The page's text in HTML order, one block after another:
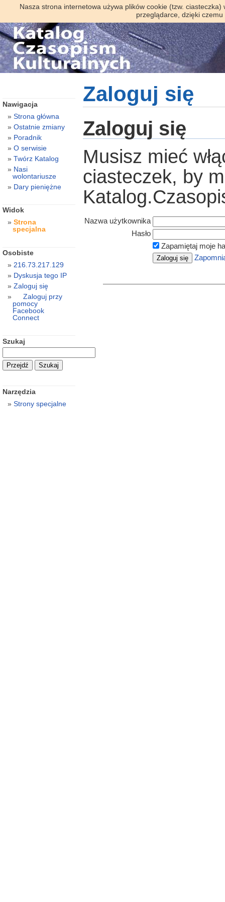
Nasza strona internetowa używa plików cookie (tzw.
przeglądarce, dzięki
Zaloguj się
Zaloguj się
Musisz mieć
ciasteczek, by
Nazwa użytkownika
Hasło
Zapamiętaj moje
Nawigacja
Strona główna
Ostatnie zmiany
Poradnik
O serwisie
Twórz Katalog
Nasi
wolontariusze
Dary pieniężne
Widok
Strona
specjalna
Osobiste
216.73.217.129
Dyskusja tego IP
Zaloguj się
Zaloguj przy
pomocy
Facebook
Connect
Szukaj
Narzędzia
Strony specjalne